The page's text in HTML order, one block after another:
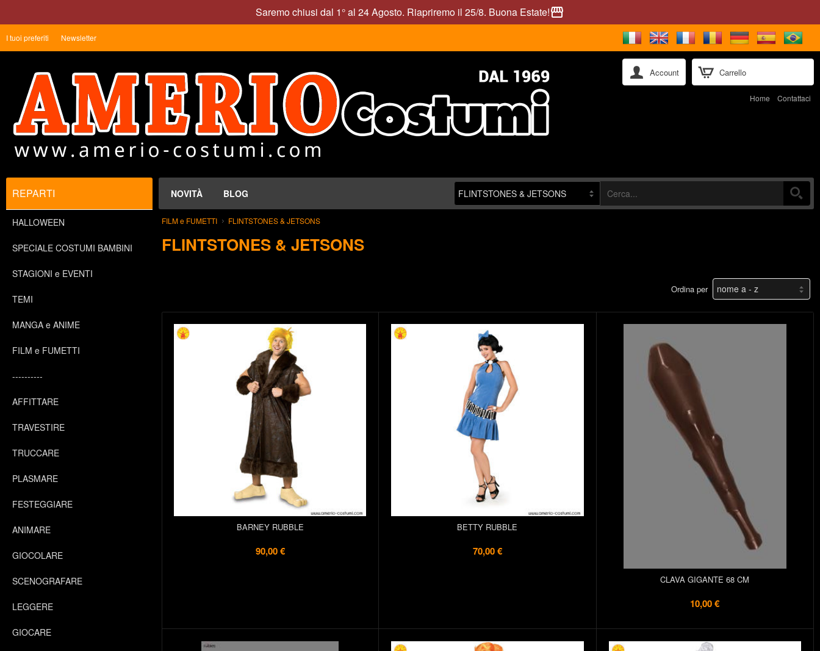
Saremo chiusi dal 1° al 24 Agosto. Riapriremo il 25/8. Buona Estate!storefront
Carrello
I tuoi preferiti Newsletter
Account
Home Contattaci
NOVITÀ BLOG
REPARTI
HALLOWEEN
SPECIALE COSTUMI BAMBINI
STAGIONI e EVENTI
TEMI
MANGA e ANIME
FILM e FUMETTI
----------
AFFITTARE
TRAVESTIRE
TRUCCARE
PLASMARE
FESTEGGIARE
ANIMARE
GIOCOLARE
SCENOGRAFARE
LEGGERE
GIOCARE
FILM e FUMETTI FLINTSTONES & JETSONS
FLINTSTONES & JETSONS
Ordina per
BARNEY RUBBLE
90,00 €
BETTY RUBBLE
70,00 €
CLAVA GIGANTE 68 CM
10,00 €